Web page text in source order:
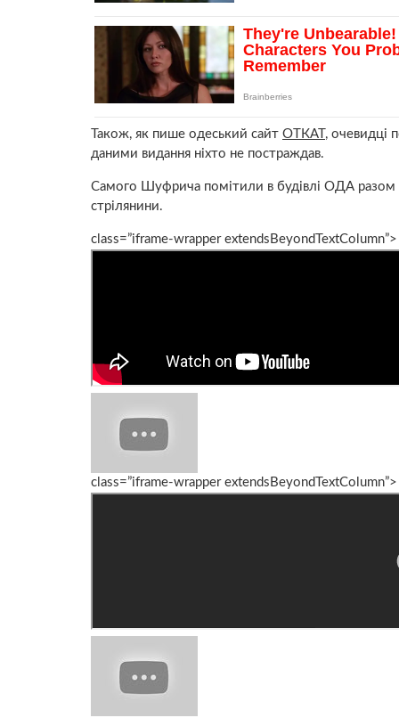
Також, як пише одеський сайт ОТКАТ, очевидці
даними видання ніхто не постраждав.
Самого Шуфрича помітили в будівлі ОДА
стрілянини.
class=”iframe-wrapper extendsBeyondTextColumn”>
class=”iframe-wrapper extendsBeyondTextColumn”>